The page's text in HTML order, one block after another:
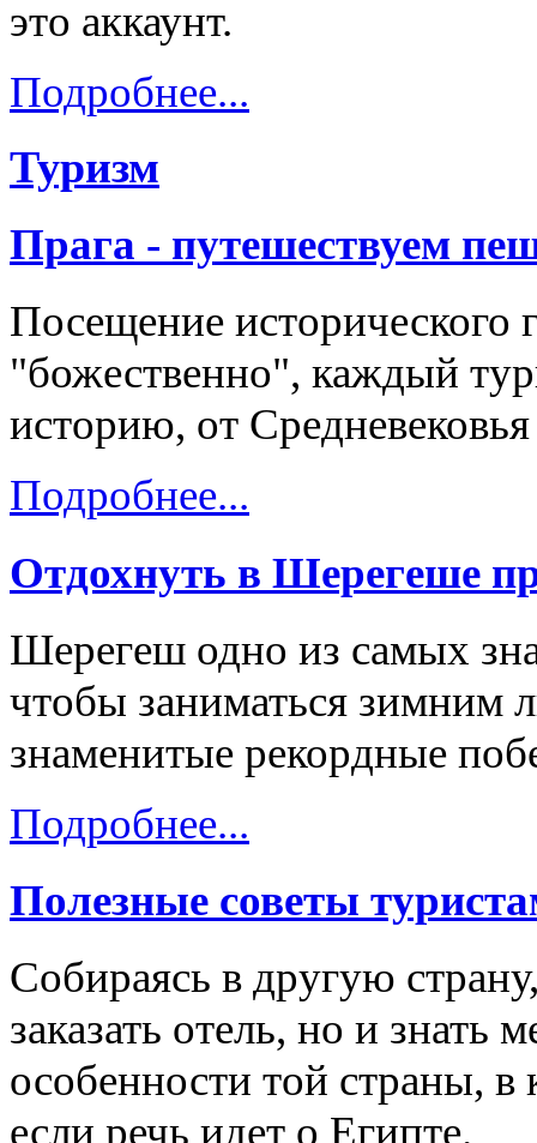
это аккаунт.
Подробнее...
Туризм
Прага - путешествуем
Посещение исторического
"божественно", каждый
историю, от
Подробнее...
Отдохнуть в Шерегеше
Шерегеш одно из самых
чтобы заниматься зимним
знаменитые рекордные
Подробнее...
Полезные советы
Собираясь в другую
заказать отель, но и
особенности той страны,
если речь идет о Египте.